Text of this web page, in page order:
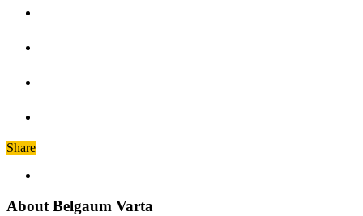
Share
About Belgaum Varta